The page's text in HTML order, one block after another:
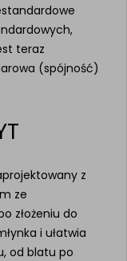
teraz
(spójność)
z
ze
złożeniu do
i ułatwia
od blatu po